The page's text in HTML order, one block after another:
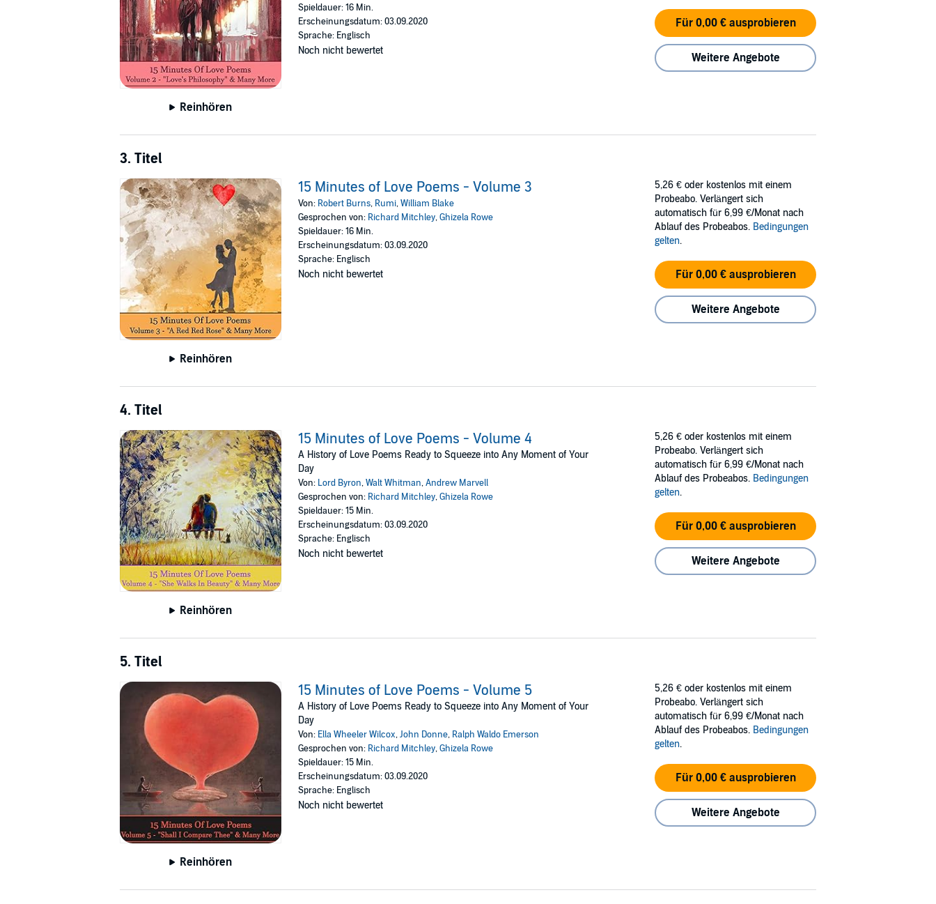
Reinhören
Spieldauer: 16 Min.
Erscheinungsdatum: 03.09.2020
Sprache: Englisch
Noch nicht bewertet
Für 0,00 € ausprobieren
Weitere Angebote
3. Titel
Reinhören
15 Minutes of Love Poems - Volume 3
Von: Robert Burns, Rumi,William Blake
Gesprochen von: Richard Mitchley,Ghizela Rowe
Spieldauer: 16 Min.
Erscheinungsdatum: 03.09.2020
Sprache: Englisch
Noch nicht bewertet
5,26 € oder kostenlos mit einem
Probeabo. Verlängert sich
automatisch für 6,99 €/Monat nach
Ablauf des Probeabos. Bedingungen
gelten.
Für 0,00 € ausprobieren
Weitere Angebote
4. Titel
Reinhören
15 Minutes of Love Poems - Volume 4
A History of Love Poems Ready to Squeeze into Any Moment of Your
Day
Von: Lord Byron,Walt Whitman,Andrew Marvell
Gesprochen von: Richard Mitchley,Ghizela Rowe
Spieldauer: 15 Min.
Erscheinungsdatum: 03.09.2020
Sprache: Englisch
Noch nicht bewertet
5,26 € oder kostenlos mit einem
Probeabo. Verlängert sich
automatisch für 6,99 €/Monat nach
Ablauf des Probeabos. Bedingungen
gelten.
Für 0,00 € ausprobieren
Weitere Angebote
5. Titel
Reinhören
15 Minutes of Love Poems - Volume 5
A History of Love Poems Ready to Squeeze into Any Moment of Your
Day
Von: Ella Wheeler Wilcox,John Donne, Ralph Waldo Emerson
Gesprochen von: Richard Mitchley,Ghizela Rowe
Spieldauer: 15 Min.
Erscheinungsdatum: 03.09.2020
Sprache: Englisch
Noch nicht bewertet
5,26 € oder kostenlos mit einem
Probeabo. Verlängert sich
automatisch für 6,99 €/Monat nach
Ablauf des Probeabos. Bedingungen
gelten.
Für 0,00 € ausprobieren
Weitere Angebote